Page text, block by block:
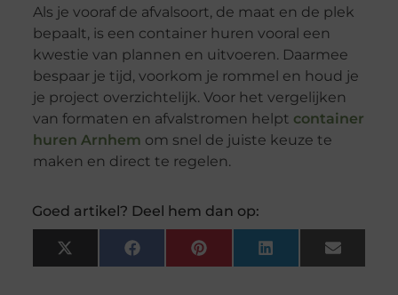
Als je vooraf de afvalsoort, de maat en de plek
bepaalt, is een container huren vooral een
kwestie van plannen en uitvoeren. Daarmee
bespaar je tijd, voorkom je rommel en houd je
je project overzichtelijk. Voor het vergelijken
van formaten en afvalstromen helpt container
huren Arnhem om snel de juiste keuze te
maken en direct te regelen.
Goed artikel? Deel hem dan op:
X
(Twitter)
FacebookPinterestLinkedInEmail